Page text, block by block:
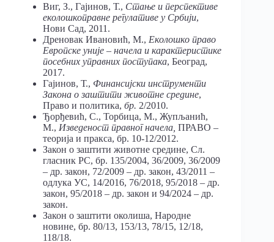
Виг, З., Гајинов, Т., Стање и перспективе
еколошкоправне регулативе у Србији,
Нови Сад, 2011.
Дреновак Ивановић, М., Еколошко право
Европске уније – начела и карактеристике
посебних управних поступака, Београд,
2017.
Гајинов, Т., Финансијски инструменти
Закона о заштити животне средине,
Право и политика, бр. 2/2010.
Ђорђевић, С., Торбица, М., Жупљанић,
М., Изведеност правног начела, ПРАВО –
теорија и пракса, бр. 10-12/2012.
Закон о заштити животне средине, Сл.
гласник РС, бр. 135/2004, 36/2009, 36/2009
– др. закон, 72/2009 – др. закон, 43/2011 –
одлука УС, 14/2016, 76/2018, 95/2018 – др.
закон, 95/2018 – др. закон и 94/2024 – др.
закон.
Закон о заштити околиша, Народне
новине, бр. 80/13, 153/13, 78/15, 12/18,
118/18.